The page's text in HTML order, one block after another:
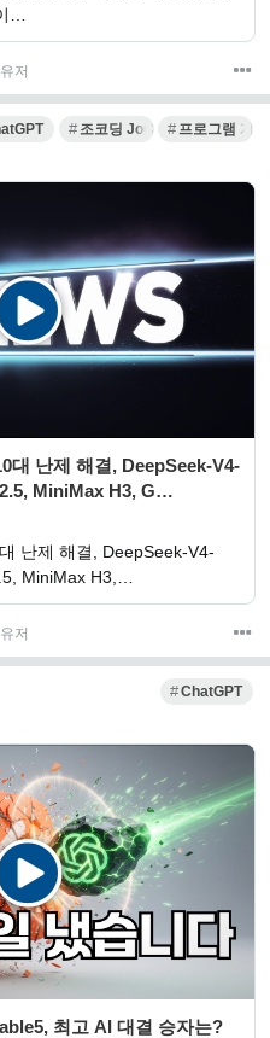
…
저
조코딩 JoCoding프로그램 개발
대 난제 해결, DeepSeek-V4-
MiniMax H3, G…
난제 해결, DeepSeek-V4-
MiniMax H3,…
저
ChatGPT
최고 AI 대결 승자는?